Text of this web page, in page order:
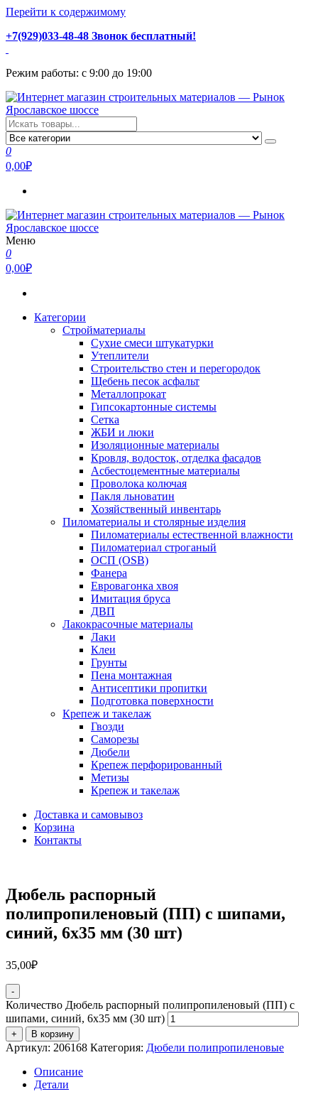
Перейти к содержимому
+7(929)033-48-48 Звонок бесплатный!
Режим работы: с 9:00 до 19:00
Интернет магазин строительных материалов — Рынок
Ярославское шоссе
Стройматериалы с доставкой и самовывозом можно купить у
нас. Пушкино, Ивантеевка, Королев, Мытищи, Сергиев Посад.
Низкая цена, консультация и быстрая доставка.
0
0,00₽
Интернет магазин строительных материалов — Рынок
Ярославское шоссе
Стройматериалы с доставкой и самовывозом можно купить у
нас. Пушкино, Ивантеевка, Королев, Мытищи, Сергиев Посад.
Низкая цена, консультация и быстрая доставка.
Меню
0
0,00₽
Категории
Стройматериалы
Сухие смеси штукатурки
Утеплители
Строительство стен и перегородок
Щебень песок асфальт
Металлопрокат
Гипсокартонные системы
Сетка
ЖБИ и люки
Изоляционные материалы
Кровля, водосток, отделка фасадов
Асбестоцементные материалы
Проволока колючая
Пакля льноватин
Хозяйственный инвентарь
Пиломатериалы и столярные изделия
Пиломатериалы естественной влажности
Пиломатериал строганый
ОСП (OSB)
Фанера
Евровагонка хвоя
Имитация бруса
ДВП
Лакокрасочные материалы
Лаки
Клеи
Грунты
Пена монтажная
Антисептики пропитки
Подготовка поверхности
Крепеж и такелаж
Гвозди
Саморезы
Дюбели
Крепеж перфорированный
Метизы
Крепеж и такелаж
Доставка и самовывоз
Корзина
Контакты
Дюбель распорный
полипропиленовый (ПП) с шипами,
синий, 6х35 мм (30 шт)
35,00₽
-
Количество Дюбель распорный полипропиленовый (ПП) с
шипами, синий, 6х35 мм (30 шт)
+ В корзину
Артикул: 206168 Категория: Дюбели полипропиленовые
Описание
Детали